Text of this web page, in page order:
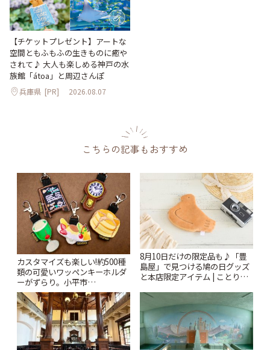
【チケットプレゼント】アートな
空間ともふもふの生きものに癒や
されて♪ 大人も楽しめる神戸の水
族館「átoa」と周辺さんぽ
兵庫県 [PR] 2026.08.07
こちらの記事もおすすめ
カスタマイズも楽しい!約500種
類の可愛いワッペンキーホルダ
ーがずらり。小平市
「Kimamaya T&K」 | ことりっ
ぷ
8月10日だけの限定品も♪「豊
島屋」で見つける鳩の日グッズ
と本店限定アイテム | ことりっ